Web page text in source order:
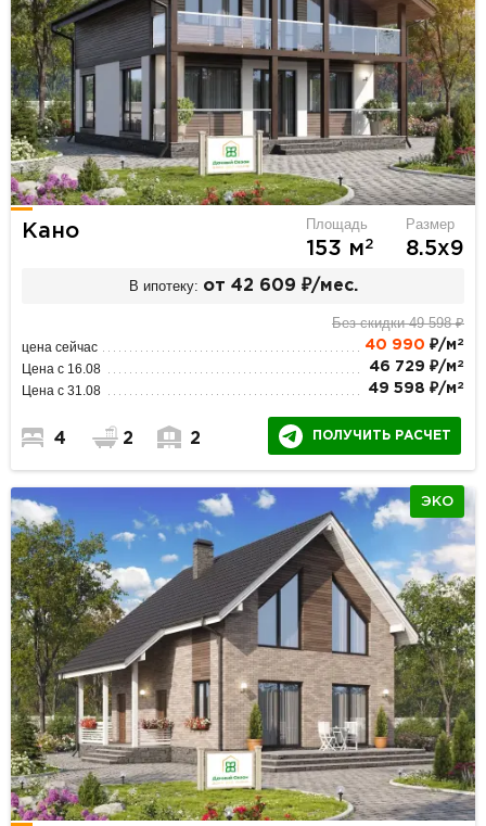
Кано Площадь
153 м2
Размер
8.5х9
В ипотеку: от 42 609 ₽/мес.
Без скидки 49 598 ₽
цена сейчас 40 990 ₽/м 2
Цена с 16.08 46 729 ₽/м 2
Цена с 31.08 49 598 ₽/м 2
4 2 2 ПОЛУЧИТЬ РАСЧЕТ
ЭКО